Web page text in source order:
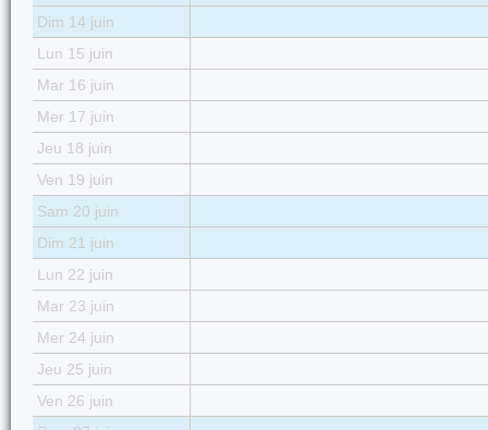
Dim 14 juin
Lun 15 juin
Mar 16 juin
Mer 17 juin
Jeu 18 juin
Ven 19 juin
Sam 20 juin
Dim 21 juin
Lun 22 juin
Mar 23 juin
Mer 24 juin
Jeu 25 juin
Ven 26 juin